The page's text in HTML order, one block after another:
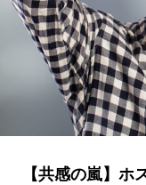
【共感の嵐】